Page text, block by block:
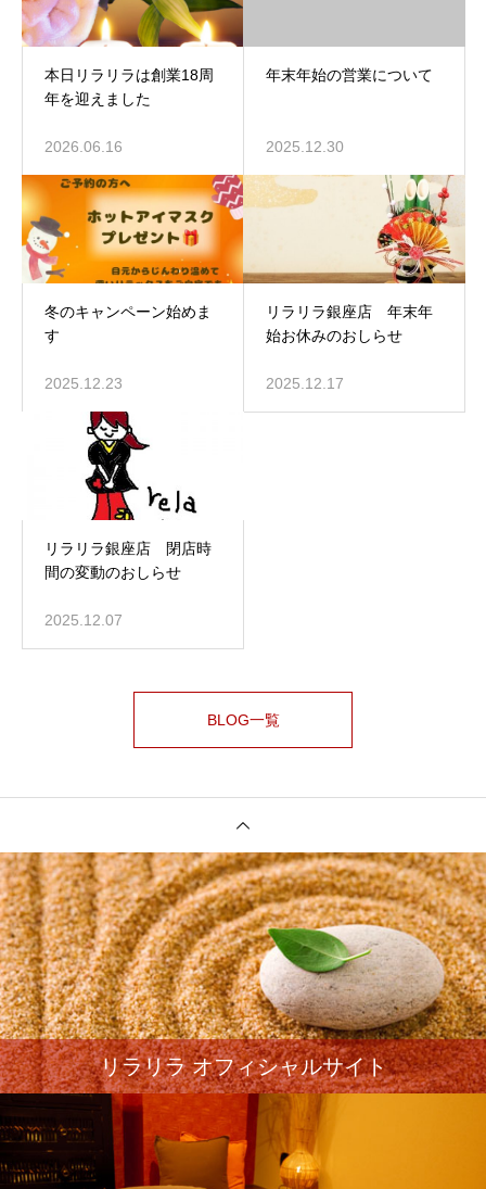
本日リラリラは創業18周
年を迎えました
2026.06.16
年末年始の営業について
2025.12.30
冬のキャンペーン始めま
す
2025.12.23
リラリラ銀座店 年末年
始お休みのおしらせ
2025.12.17
リラリラ銀座店 閉店時
間の変動のおしらせ
2025.12.07
BLOG一覧
リラリラ オフィシャルサイト